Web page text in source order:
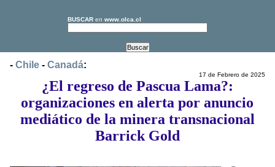
BUSCAR en www.olca.cl
- Chile - Canadá:
17 de Febrero de 2025
¿El regreso de Pascua Lama?:
organizaciones en alerta por anuncio
mediático de la minera transnacional
Barrick Gold